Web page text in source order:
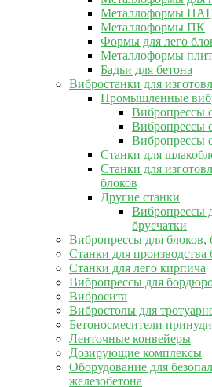
Металлоформы
Металлоформы ПК
Формы для лего
Металлоформы
Бадьи для бетона
Вибростанки для
Промышленные
Вибропрессы
Вибропрессы
Вибропрессы
Станки для
Станки для
блоков
Другие станки
Вибропрессы
брусчатки
Вибропрессы для блоков,
Станки для производства
Станки для лего кирпича
Вибропрессы для
Вибросита
Вибростолы для
Бетоносмесители
Ленточные конвейеры
Дозирующие комплексы
Оборудование для
железобетона